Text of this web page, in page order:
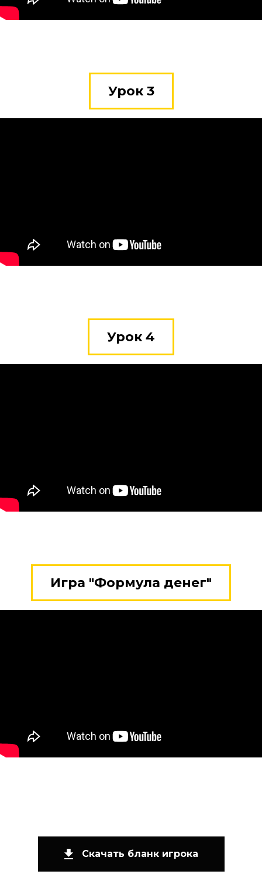
Урок 3
Урок 4
Игра "Формула денег"
Скачать бланк игрока